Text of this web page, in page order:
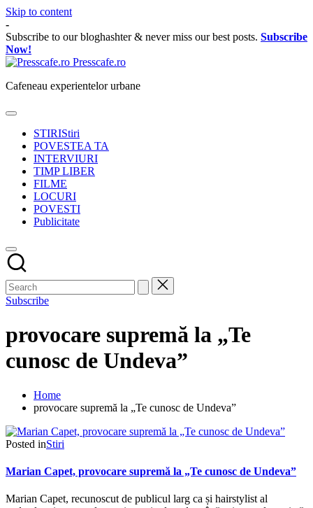
Skip to content
-
Subscribe to our bloghashter & never miss our best posts. Subscribe
Now!
Presscafe.ro
Cafeneau experientelor urbane
STIRIStiri
POVESTEA TA
INTERVIURI
TIMP LIBER
FILME
LOCURI
POVESTI
Publicitate
Subscribe
provocare supremă la „Te
cunosc de Undeva”
Home
provocare supremă la „Te cunosc de Undeva”
Posted inStiri
Marian Capet, provocare supremă la „Te cunosc de Undeva”
Marian Capet, recunoscut de publicul larg ca și hairstylist al